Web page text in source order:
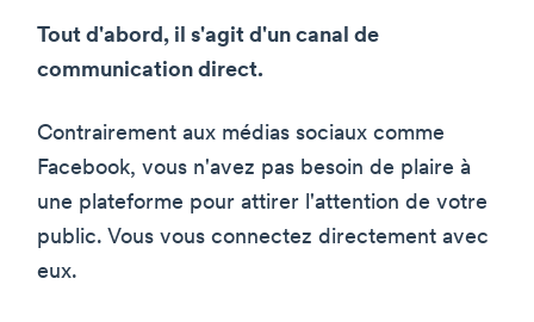
Tout d'abord, il s'agit d'un canal de
communication direct.
Contrairement aux médias sociaux comme
Facebook, vous n'avez pas besoin de plaire à
une plateforme pour attirer l'attention de votre
public. Vous vous connectez directement avec
eux.